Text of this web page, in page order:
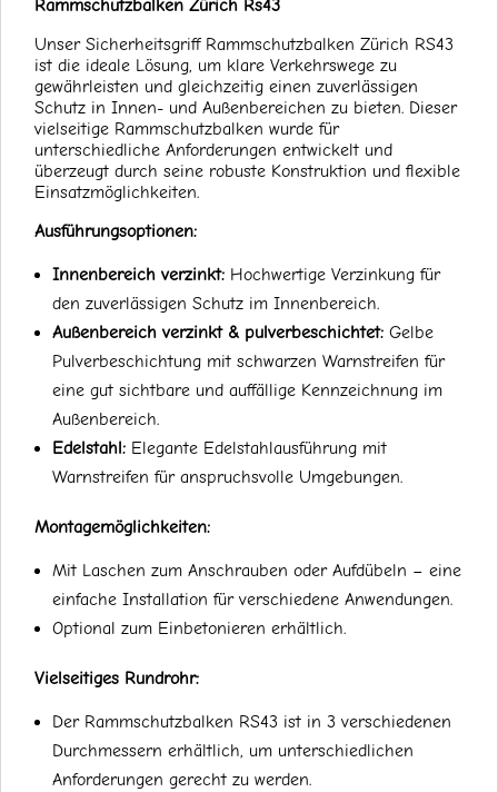
Rammschutzbalken Zürich Rs43
Unser Sicherheitsgriff Rammschutzbalken Zürich RS43
ist die ideale Lösung, um klare Verkehrswege zu
gewährleisten und gleichzeitig einen zuverlässigen
Schutz in Innen- und Außenbereichen zu bieten. Dieser
vielseitige Rammschutzbalken wurde für
unterschiedliche Anforderungen entwickelt und
überzeugt durch seine robuste Konstruktion und flexible
Einsatzmöglichkeiten.
Ausführungsoptionen:
Innenbereich verzinkt: Hochwertige Verzinkung für
den zuverlässigen Schutz im Innenbereich.
Außenbereich verzinkt & pulverbeschichtet: Gelbe
Pulverbeschichtung mit schwarzen Warnstreifen für
eine gut sichtbare und auffällige Kennzeichnung im
Außenbereich.
Edelstahl: Elegante Edelstahlausführung mit
Warnstreifen für anspruchsvolle Umgebungen.
Montagemöglichkeiten:
Mit Laschen zum Anschrauben oder Aufdübeln – eine
einfache Installation für verschiedene Anwendungen.
Optional zum Einbetonieren erhältlich.
Vielseitiges Rundrohr:
Der Rammschutzbalken RS43 ist in 3 verschiedenen
Durchmessern erhältlich, um unterschiedlichen
Anforderungen gerecht zu werden.